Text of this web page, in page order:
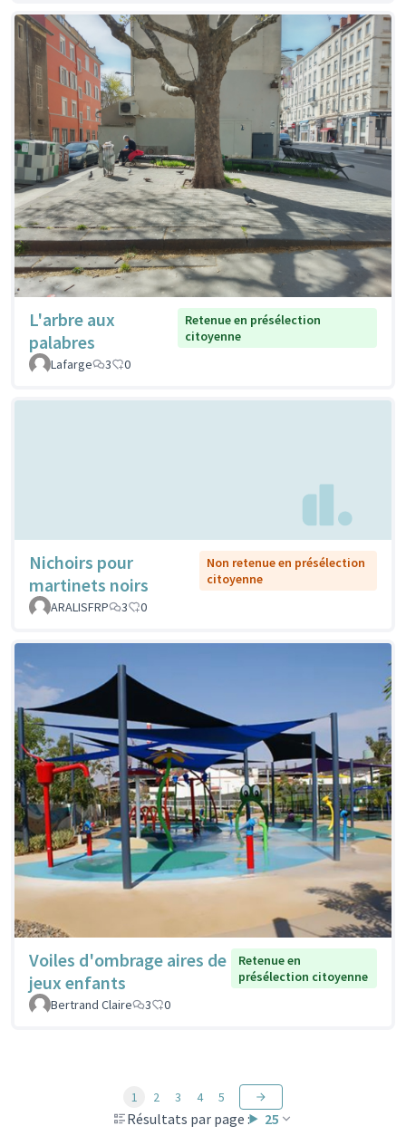
L'arbre aux
palabres
Retenue en présélection
citoyenne
Lafarge
3 0
Nichoirs pour
martinets noirs
Non retenue en présélection
citoyenne
ARALISFRP
3 0
Voiles d'ombrage aires de
jeux enfants
Retenue en
présélection citoyenne
Bertrand Claire
3 0
Résultats par page : 25
1 2 3 4 5